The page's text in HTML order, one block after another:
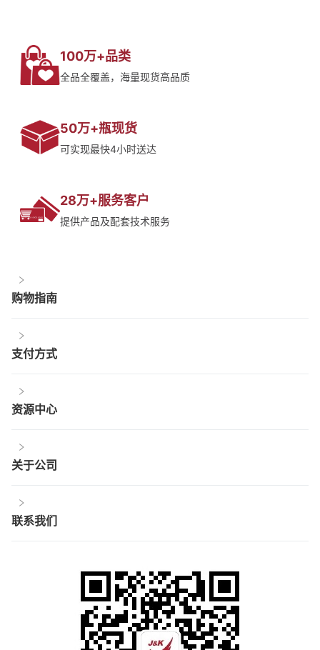
100万+品类
全品全覆盖，海量现货高品质
50万+瓶现货
可实现最快4小时送达
28万+服务客户
提供产品及配套技术服务
购物指南
支付方式
资源中心
关于公司
联系我们